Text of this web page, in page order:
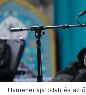
Hamenei ajatollah és az